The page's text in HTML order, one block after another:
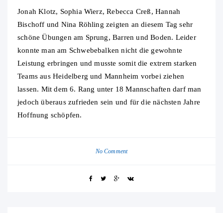
Jonah Klotz, Sophia Wierz, Rebecca Creß, Hannah
Bischoff und Nina Röhling zeigten an diesem Tag sehr
schöne Übungen am Sprung, Barren und Boden. Leider
konnte man am Schwebebalken nicht die gewohnte
Leistung erbringen und musste somit die extrem starken
Teams aus Heidelberg und Mannheim vorbei ziehen
lassen. Mit dem 6. Rang unter 18 Mannschaften darf man
jedoch überaus zufrieden sein und für die nächsten Jahre
Hoffnung schöpfen.
No Comment